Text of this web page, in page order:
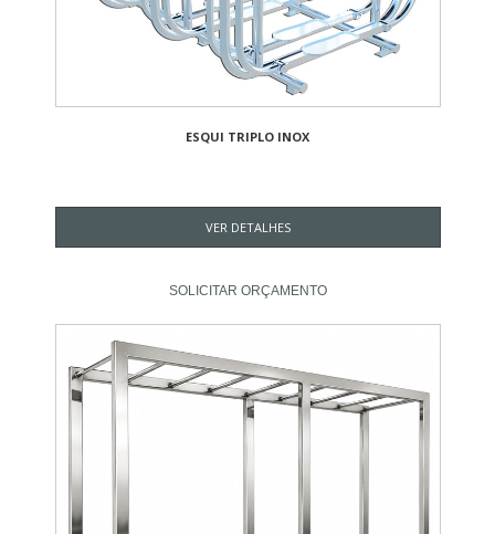
ESQUI TRIPLO INOX
VER DETALHES
SOLICITAR ORÇAMENTO